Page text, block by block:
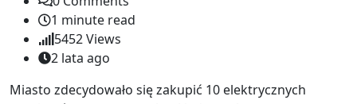
1 minute read
5452Views
2 lata ago
Miasto zdecydowało się zakupić 10 elektrycznych